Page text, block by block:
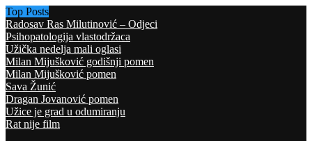
Top Posts
Radosav Ras Milutinović – Odjeci
Psihopatologija vlastodržaca
Užička nedelja mali oglasi
Milan Mijušković godišnji pomen
Milan Mijušković pomen
Sava Žunić
Dragan Jovanović pomen
Užice je grad u odumiranju
Rat nije film